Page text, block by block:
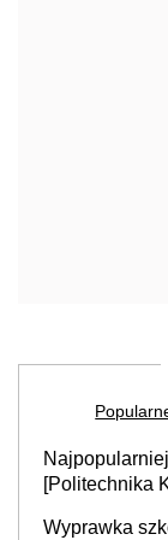
[Politechnika
Wyprawka